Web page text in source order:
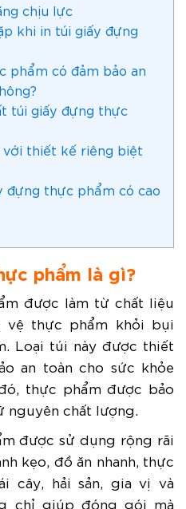
chịu lực
khi in túi giấy đựng
phẩm có đảm bảo an
túi giấy đựng thực
với thiết kế riêng biệt
đựng thực phẩm có cao
phẩm là gì?
được làm từ chất liệu
vệ thực phẩm khỏi bụi
Loại túi này được thiết
an toàn cho sức khỏe
thực phẩm được bảo
nguyên chất lượng.
được sử dụng rộng rãi
kẹo, đồ ăn nhanh, thực
cây, hải sản, gia vị và
chỉ giúp đóng gói mà